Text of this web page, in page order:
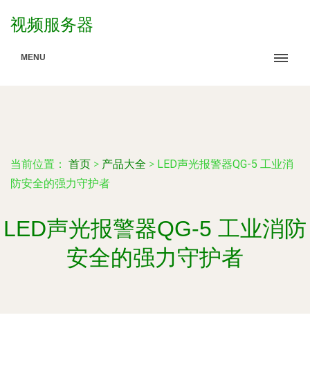
视频服务器
MENU
当前位置： 首页 > 产品大全 > LED声光报警器QG-5 工业消
防安全的强力守护者
LED声光报警器QG-5 工业消防
安全的强力守护者